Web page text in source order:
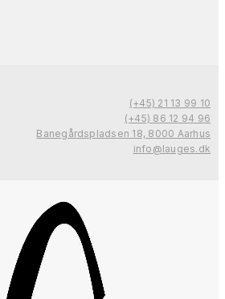
(+45) 21 13 99 10
(+45) 86 12 94 96
Banegårdspladsen 18, 8000 Aarhus
info@lauges.dk